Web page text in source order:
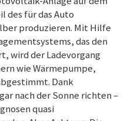
des für das Auto
produzieren. Mit Hilfe
das den
wird der Ladevorgang
wie Wärmepumpe,
Dank
nach der Sonne richten –
quasi